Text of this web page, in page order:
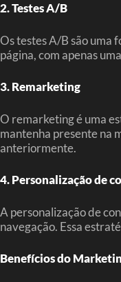
2. Testes A/B
Os testes A/B são uma
página, com apenas
3. Remarketing
O remarketing é uma
mantenha presente na
anteriormente.
4. Personalização de
A personalização de
navegação. Essa
Benefícios do